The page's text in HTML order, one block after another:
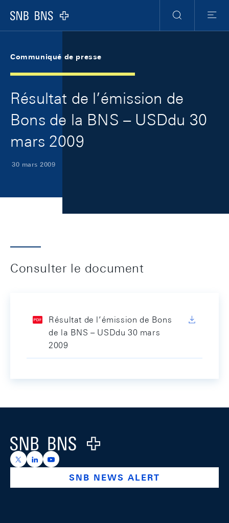
Logo
RechercheMenu
Communiqué de presse
Résultat de l’émission de
Bons de la BNS – USDdu 30
mars 2009
30 mars 2009
Consulter le document
Résultat de l’émission de Bons
de la BNS – USDdu 30 mars
2009
Logo
https://x.com/snb_bns
https://ch.linkedin.com/company/swiss-national-
https://www.youtube.com/@swissnationalbank
SNB NEWS ALERT